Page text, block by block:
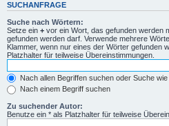
SUCHANFRAGE
Suche nach Wörtern:
Setze ein + vor ein Wort, das gefunden werden
gefunden werden darf. Verwende mehrere
Klammer, wenn nur eines der Wörter gefunden
Platzhalter für teilweise Übereinstimmungen.
Nach allen Begriffen suchen oder Suche
Nach einem Begriff suchen
Zu suchender Autor:
Benutze ein * als Platzhalter für teilweise